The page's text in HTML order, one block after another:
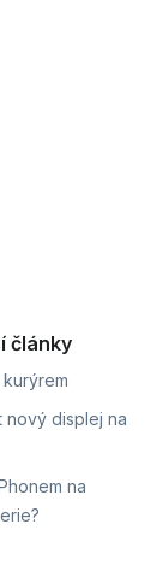
články
nový displej na
na